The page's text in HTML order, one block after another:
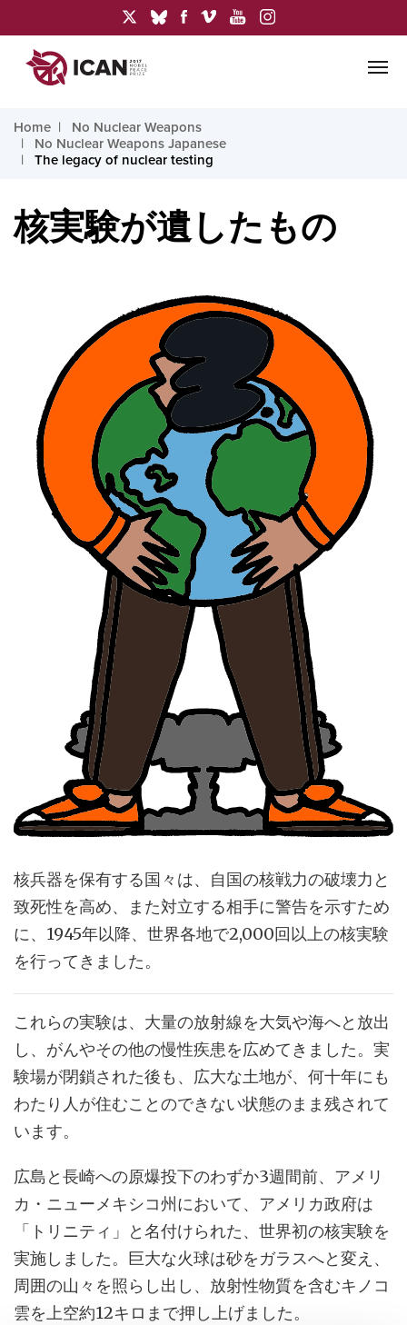
Home
No Nuclear Weapons
No Nuclear Weapons Japanese
The legacy of nuclear testing
核実験が遺したもの
核兵器を保有する国々は、自国の核戦力の破壊力と
致死性を高め、また対立する相手に警告を示すため
に、1945年以降、世界各地で2,000回以上の核実験
を行ってきました。
これらの実験は、大量の放射線を大気や海へと放出
し、がんやその他の慢性疾患を広めてきました。実
験場が閉鎖された後も、広大な土地が、何十年にも
わたり人が住むことのできない状態のまま残されて
います。
広島と長崎への原爆投下のわずか3週間前、アメリ
カ・ニューメキシコ州において、アメリカ政府は
「トリニティ」と名付けられた、世界初の核実験を
実施しました。巨大な火球は砂をガラスへと変え、
周囲の山々を照らし出し、放射性物質を含むキノコ
雲を上空約12キロまで押し上げました。